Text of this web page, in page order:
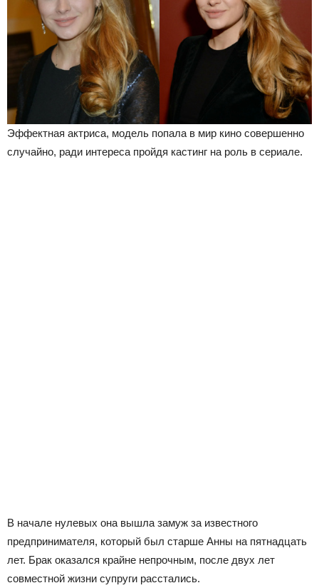
Эффектная актриса, модель попала в мир кино совершенно
случайно, ради интереса пройдя кастинг на роль в сериале.
В начале нулевых она вышла замуж за известного
предпринимателя, который был старше Анны на пятнадцать
лет. Брак оказался крайне непрочным, после двух лет
совместной жизни супруги расстались.